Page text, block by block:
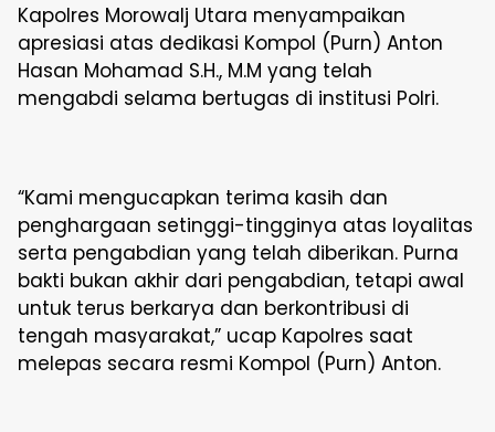
Kapolres Morowalj Utara menyampaikan
apresiasi atas dedikasi Kompol (Purn) Anton
Hasan Mohamad S.H., M.M yang telah
mengabdi selama bertugas di institusi Polri.
“Kami mengucapkan terima kasih dan
penghargaan setinggi-tingginya atas loyalitas
serta pengabdian yang telah diberikan. Purna
bakti bukan akhir dari pengabdian, tetapi awal
untuk terus berkarya dan berkontribusi di
tengah masyarakat,” ucap Kapolres saat
melepas secara resmi Kompol (Purn) Anton.